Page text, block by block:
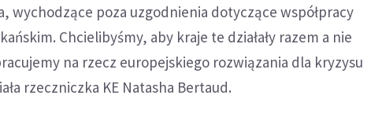
wychodzące poza uzgodnienia dotyczące współpracy
Chcielibyśmy, aby kraje te działały razem a nie
na rzecz europejskiego rozwiązania dla kryzysu
rzeczniczka KE Natasha Bertaud.